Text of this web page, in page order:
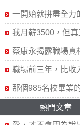
一開始就拼盡全力
我月薪3500，但
蔡康永揭露職場真
職場前三年，比
那個985名校畢業
熱門文章